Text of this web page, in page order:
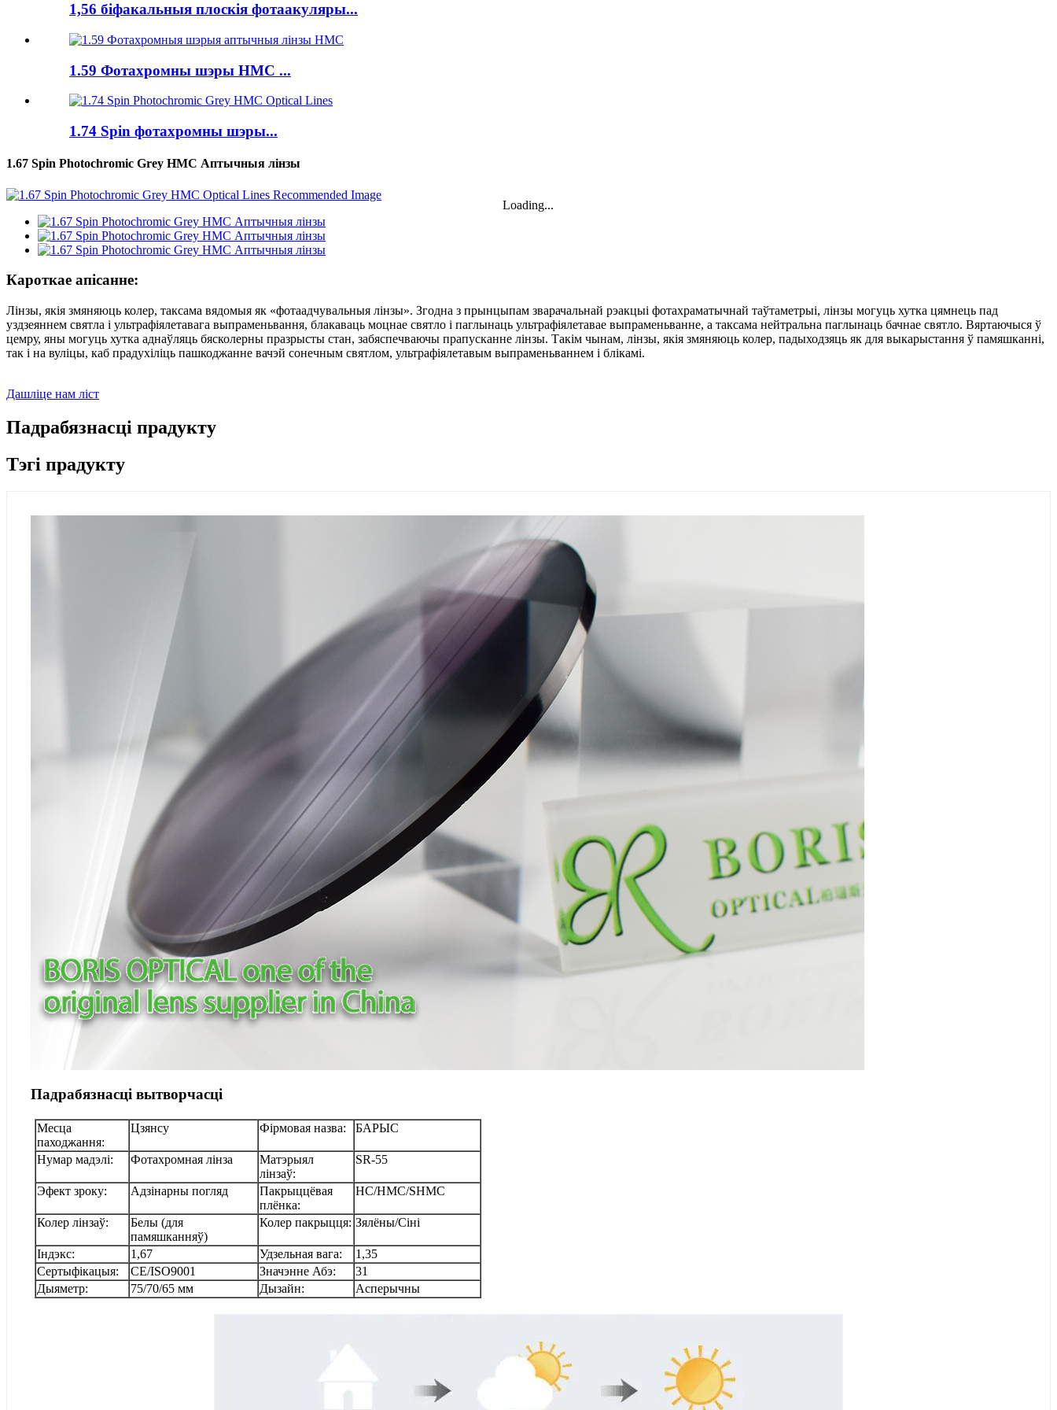
1,56 біфакальныя плоскія фотаакуляры...
1.59 Фотахромны шэры HMC ...
1.74 Spin фотахромны шэры...
1.67 Spin Photochromic Grey HMC Аптычныя лінзы
Loading...
Кароткае апісанне:
Лінзы, якія змяняюць колер, таксама вядомыя як «фотаадчувальныя лінзы». Згодна з прынцыпам зварачальнай рэакцыі фотахраматычнай таўтаметрыі, лінзы могуць хутка цямнець пад
уздзеяннем святла і ультрафіялетавага выпраменьвання, блакаваць моцнае святло і паглынаць ультрафіялетавае выпраменьванне, а таксама нейтральна паглынаць бачнае святло. Вяртаючыся ў
цемру, яны могуць хутка аднаўляць бясколерны празрысты стан, забяспечваючы прапусканне лінзы. Такім чынам, лінзы, якія змяняюць колер, падыходзяць як для выкарыстання ў памяшканні,
так і на вуліцы, каб прадухіліць пашкоджанне вачэй сонечным святлом, ультрафіялетавым выпраменьваннем і блікамі.
Дашліце нам ліст
Падрабязнасці прадукту
Тэгі прадукту
Падрабязнасці вытворчасці
Месца
паходжання:
Цзянсу Фірмовая назва: БАРЫС
Нумар мадэлі: Фотахромная лінза
Матэрыял
лінзаў:
SR-55
Эфект зроку: Адзінарны погляд
Пакрыццёвая
плёнка:
HC/HMC/SHMC
Колер лінзаў:
Белы (для
памяшканняў)
Колер пакрыцця: Зялёны/Сіні
Індэкс: 1,67 Удзельная вага:
1,35
Сертыфікацыя:
CE/ISO9001 Значэнне Абэ:
31
Дыяметр:
75/70/65 мм Дызайн: Асперычны